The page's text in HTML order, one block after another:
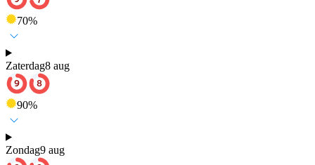
70%
Zaterdag8 aug
90%
Zondag9 aug